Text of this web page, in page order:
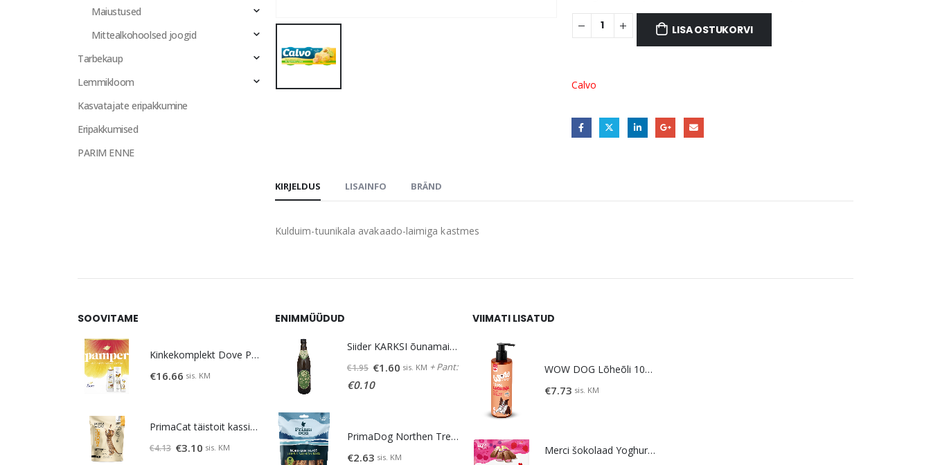
LISA OSTUKORVI
Calvo
KIRJELDUS LISAINFO BRÄND
Kulduim-tuunikala avakaado-laimiga kastmes
Maiustused
Mittealkohoolsed joogid
Tarbekaup
Lemmikloom
Kasvatajate eripakkumine
Eripakkumised
PARIM ENNE
SOOVITAME
Kinkekomplekt Dove Pamper
€16.66 sis. KM
PrimaCat täistoit kassipoegadele kanalihaga 400g
€4.13 Algne
€3.10 Praegune
sis. KM
ENIMMÜÜDUD
Siider KARKSI õunamaits. 5% vol 0,5 L
€1.95 Algne
hind
€1.60 Praegune
sis. KM + Pant:
€0.10
PrimaDog Northen Treats maius lambaliha-lõhe 80g
€2.63 sis. KM
VIIMATI LISATUD
WOW DOG Lõheõli 100% 250 ml
€7.73 sis. KM
Merci šokolaad Yoghurt/Fruit 250 g SOODUS! Parim enne: 01.10.26